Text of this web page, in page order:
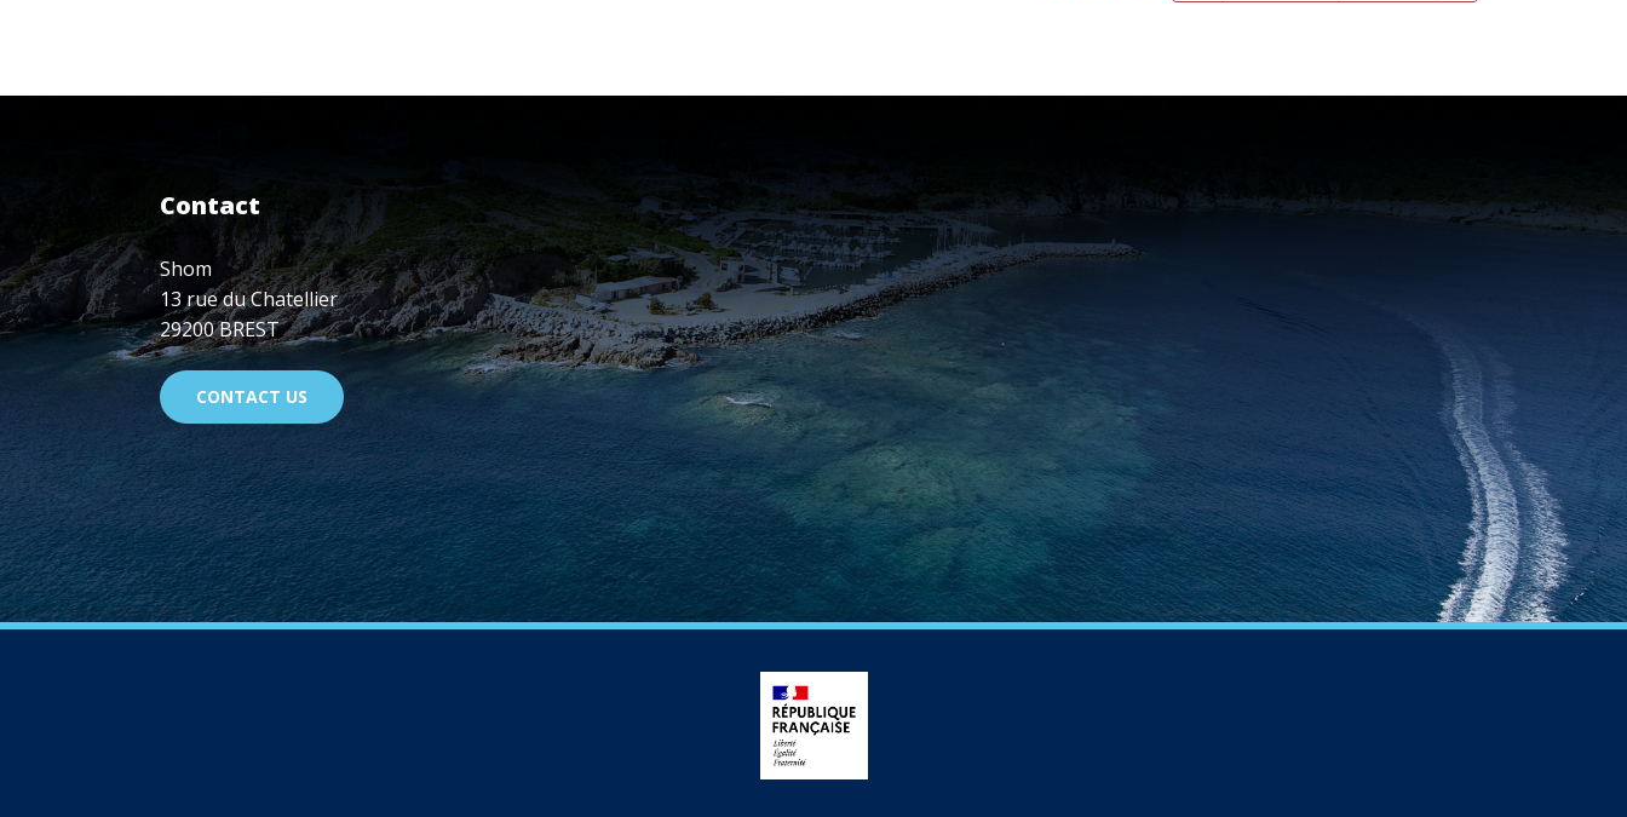
Contact
Shom
13 rue du Chatellier
29200 BREST
CONTACT US